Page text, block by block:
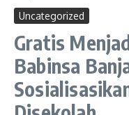
Uncategorized
Gratis
Babinsa